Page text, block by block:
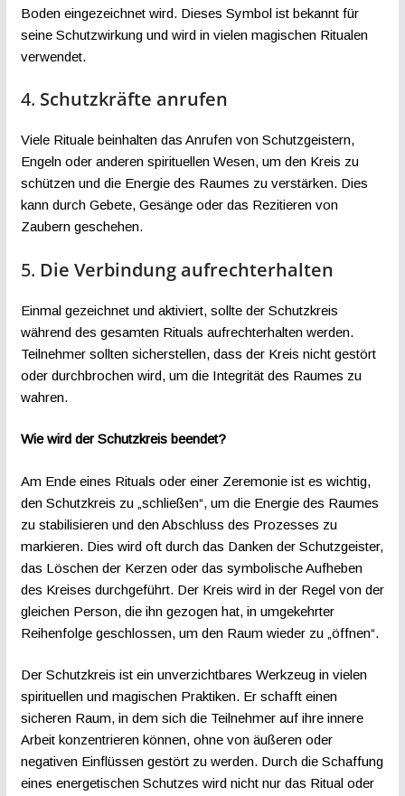
Boden eingezeichnet wird. Dieses Symbol ist bekannt für
seine Schutzwirkung und wird in vielen magischen Ritualen
verwendet.
4. Schutzkräfte anrufen
Viele Rituale beinhalten das Anrufen von Schutzgeistern,
Engeln oder anderen spirituellen Wesen, um den Kreis zu
schützen und die Energie des Raumes zu verstärken. Dies
kann durch Gebete, Gesänge oder das Rezitieren von
Zaubern geschehen.
5. Die Verbindung aufrechterhalten
Einmal gezeichnet und aktiviert, sollte der Schutzkreis
während des gesamten Rituals aufrechterhalten werden.
Teilnehmer sollten sicherstellen, dass der Kreis nicht gestört
oder durchbrochen wird, um die Integrität des Raumes zu
wahren.
Wie wird der Schutzkreis beendet?
Am Ende eines Rituals oder einer Zeremonie ist es wichtig,
den Schutzkreis zu „schließen“, um die Energie des Raumes
zu stabilisieren und den Abschluss des Prozesses zu
markieren. Dies wird oft durch das Danken der Schutzgeister,
das Löschen der Kerzen oder das symbolische Aufheben
des Kreises durchgeführt. Der Kreis wird in der Regel von der
gleichen Person, die ihn gezogen hat, in umgekehrter
Reihenfolge geschlossen, um den Raum wieder zu „öffnen“.
Der Schutzkreis ist ein unverzichtbares Werkzeug in vielen
spirituellen und magischen Praktiken. Er schafft einen
sicheren Raum, in dem sich die Teilnehmer auf ihre innere
Arbeit konzentrieren können, ohne von äußeren oder
negativen Einflüssen gestört zu werden. Durch die Schaffung
eines energetischen Schutzes wird nicht nur das Ritual oder